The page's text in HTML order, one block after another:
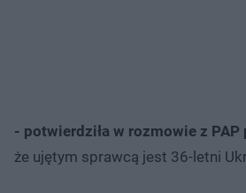
- potwierdziła w rozmowie z PAP
że ujętym sprawcą jest 36-letni